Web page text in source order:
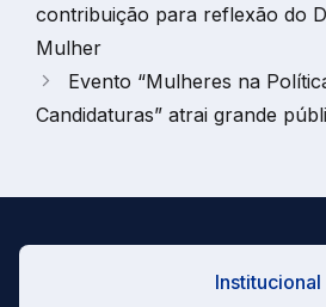
contribuição para reflexão do
Mulher
Evento “Mulheres na
Candidaturas” atrai grande
Institucional